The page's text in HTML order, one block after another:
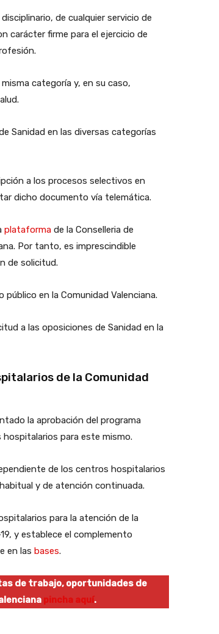
de cualquier servicio de
carácter firme para el ejercicio de
categoría y, en su caso,
Sanidad en las diversas categorías
a los procesos selectivos en
dicho documento vía telemática.
plataforma de la Conselleria de
Por tanto, es imprescindible
de solicitud.
en la Comunidad Valenciana.
a las oposiciones de Sanidad en la
de la Comunidad
la aprobación del programa
para este mismo.
de los centros hospitalarios
y de atención continuada.
para la atención de la
y establece el complemento
en las bases.
de trabajo, oportunidades de
pincha aquí.